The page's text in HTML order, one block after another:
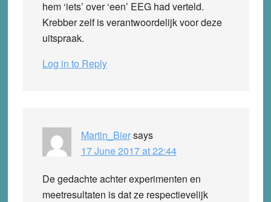
hem ‘iets’ over ‘een’ EEG had verteld.
Krebber zelf is verantwoordelijk voor deze
uitspraak.
Log in to Reply
Martin_Biersays
17 June 2017 at 22:44
De gedachte achter experimenten en
meetresultaten is dat ze respectievelijk